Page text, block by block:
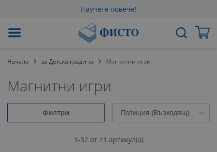
Научете повече!
към
Търсене
Начало за Детска градина Магнитни игри
Магнитни игри
Филтри
1-32 от 41 артикул(а)